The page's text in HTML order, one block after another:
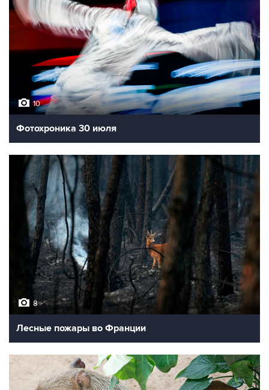
10
Фотохроника 30 июля
8
Лесные пожары во Франции